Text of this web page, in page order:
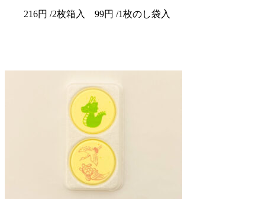
216円 /2枚箱入 99円 /1枚のし袋入